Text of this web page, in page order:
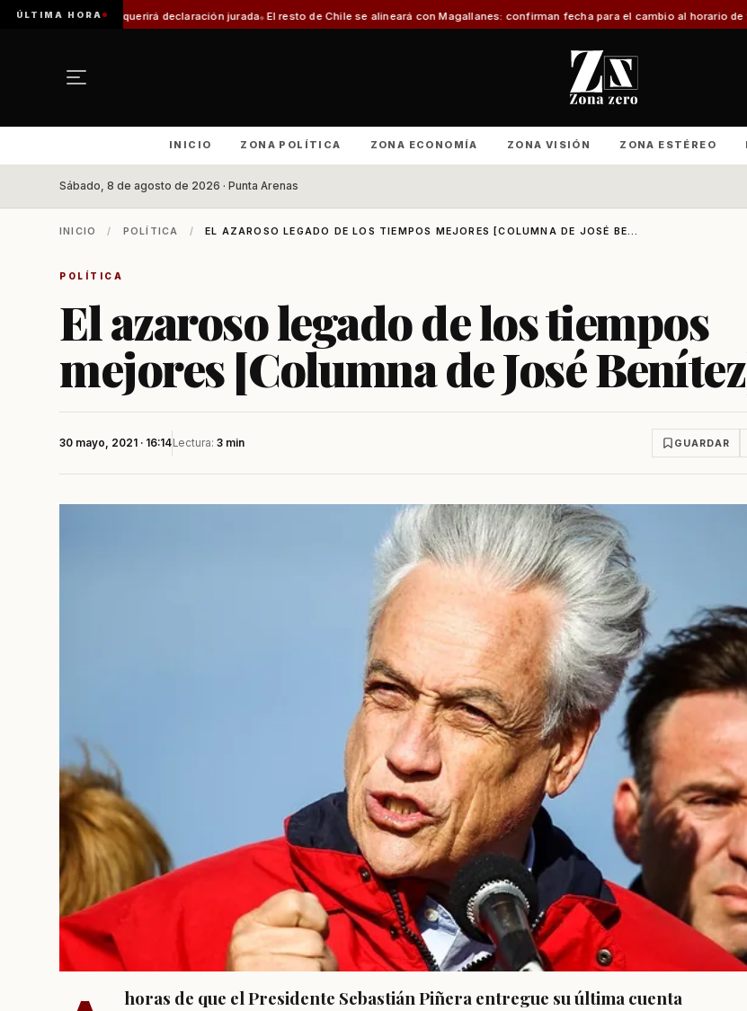
ÚLTIMA HORA
declaración jurada El resto de Chile se alineará con Magallanes: confirman fecha para el cambio al horario de verano Con foco en
INICIO ZONA POLÍTICA ZONA ECONOMÍA ZONA VISIÓN ZONA ESTÉREO
Sábado, 8 de agosto de 2026 · Punta Arenas
INICIO / POLÍTICA / EL AZAROSO LEGADO DE LOS TIEMPOS MEJORES [COLUMNA DE JOSÉ BE...
POLÍTICA
El azaroso legado de los tiempos
mejores [Columna de José
30 mayo, 2021 · 16:14Lectura: 3 min GUARDAR
horas de que el Presidente Sebastián Piñera entregue su última cuenta